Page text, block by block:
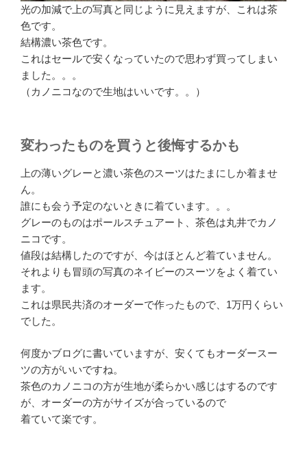
光の加減で上の写真と同じように見えますが、これは茶
色です。
結構濃い茶色です。
これはセールで安くなっていたので思わず買ってしまい
ました。。。
（カノニコなので生地はいいです。。）
変わったものを買うと後悔するかも
上の薄いグレーと濃い茶色のスーツはたまにしか着ませ
ん。
誰にも会う予定のないときに着ています。。。
グレーのものはポールスチュアート、茶色は丸井でカノ
ニコです。
値段は結構したのですが、今はほとんど着ていません。
それよりも冒頭の写真のネイビーのスーツをよく着てい
ます。
これは県民共済のオーダーで作ったもので、1万円くらい
でした。
何度かブログに書いていますが、安くてもオーダースー
ツの方がいいですね。
茶色のカノニコの方が生地が柔らかい感じはするのです
が、オーダーの方がサイズが合っているので
着ていて楽です。